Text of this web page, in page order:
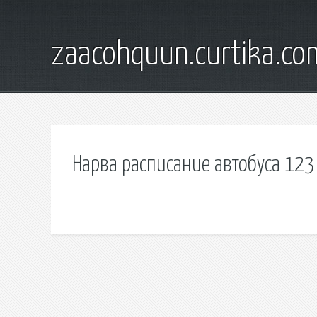
Нарва расписание автобуса 123